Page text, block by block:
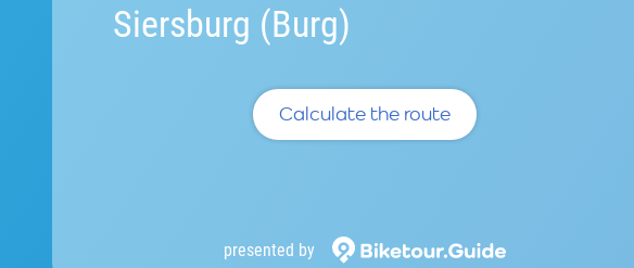
Siersburg (Burg)
Calculate the route
presented by